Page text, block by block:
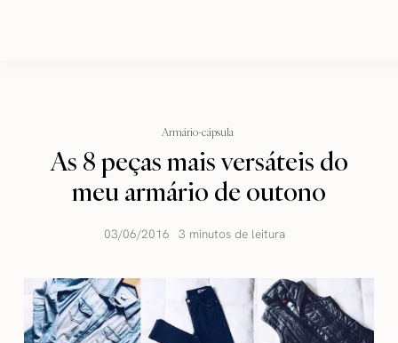
Armário-cápsula
As 8 peças mais versáteis do
meu armário de outono
03/06/2016 3 minutos de leitura